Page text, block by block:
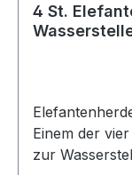
4 St.
Einem der
zur